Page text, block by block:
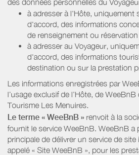
des données personnelles du
à adresser à l'Hôte, uniquement
d'accord, des informations
de renseignement ou
à adresser au Voyageur,
d'accord, des informations
destination ou sur la prestation
Les informations enregistrées par
l’usage exclusif de l’Hôte, de WeeBnB
Tourisme Les Menuires.
Le terme « WeeBnB » renvoit à la
fournit le service WeeBnB. WeeBnB a
principale de délivrer un service de
appelé « Site WeeBnB », pour les